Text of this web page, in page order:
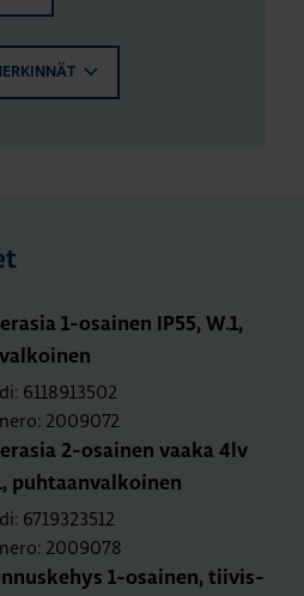
1-osai­nen IP55, W.1,
6118913502
2009072
2-osai­nen vaaka 4lv
puh­taan­val­koi­nen
6719323512
2009078
1-osai­nen, tii­vis­